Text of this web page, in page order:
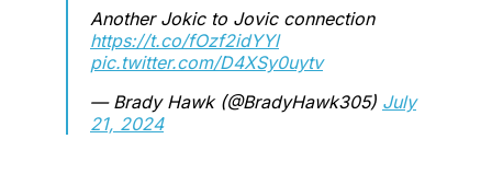
Another Jokic to Jovic connection
https://t.co/fOzf2idYYl
pic.twitter.com/D4XSy0uytv
— Brady Hawk (@BradyHawk305) July
21, 2024